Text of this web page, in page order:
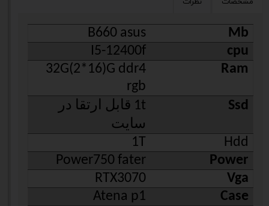
Mb
B660 asus
cpu
I5-12400f
Ram
32G(2*16)G ddr4
rgb
Ssd
1t قابل ارتقا در
سایت
Hdd
1T
Power
Power750 fater
Vga
RTX3070
Case
Atena p1